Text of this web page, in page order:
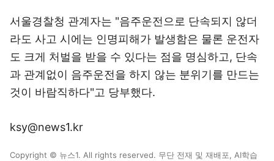
서울경찰청 관계자는 "음주운전으로 단속되지 않더
라도 사고 시에는 인명피해가 발생함은 물론 운전자
도 크게 처벌을 받을 수 있다는 점을 명심하고, 단속
과 관계없이 음주운전을 하지 않는 분위기를 만드는
것이 바람직하다"고 당부했다.
ksy@news1.kr
Copyright © 뉴스1. All rights reserved. 무단 전재 및 재배포, AI학습